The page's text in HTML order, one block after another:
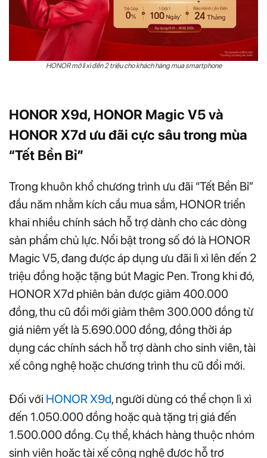
HONOR mở lì xì đến 2 triệu cho khách hàng mua smartphone
HONOR X9d, HONOR Magic V5 và
HONOR X7d ưu đãi cực sâu trong mùa
“Tết Bền Bỉ”
Trong khuôn khổ chương trình ưu đãi “Tết Bền Bỉ”
đầu năm nhằm kích cầu mua sắm, HONOR triển
khai nhiều chính sách hỗ trợ dành cho các dòng
sản phẩm chủ lực. Nổi bật trong số đó là HONOR
Magic V5, đang được áp dụng ưu đãi lì xì lên đến 2
triệu đồng hoặc tặng bút Magic Pen. Trong khi đó,
HONOR X7d phiên bản được giảm 400.000
đồng, thu cũ đổi mới giảm thêm 300.000 đồng từ
giá niêm yết là 5.690.000 đồng, đồng thời áp
dụng các chính sách hỗ trợ dành cho sinh viên, tài
xế công nghệ hoặc chương trình thu cũ đổi mới.
Đối với HONOR X9d, người dùng có thể chọn lì xì
đến 1.050.000 đồng hoặc quà tặng trị giá đến
1.500.000 đồng. Cụ thể, khách hàng thuộc nhóm
sinh viên hoặc tài xế công nghệ được hỗ trợ